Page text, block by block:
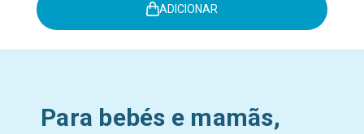
ADICIONAR
Para bebés e mamãs,